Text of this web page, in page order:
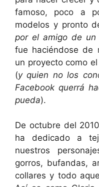
famoso, poco a
modelos y pronto
por el amigo de un
fue haciéndose de
un proyecto como
(y quien no los
Facebook querrá
pueda).
De octubre del
ha dedicado a
nuestros
gorros, bufandas,
collares y todo